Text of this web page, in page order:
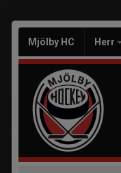
Mjölby HC Herr